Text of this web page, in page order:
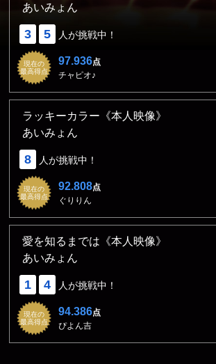
あいみょん
3 5 人が挑戦中！
現在の
最高得点
97.936点
チャピオ♪
ラッキーカラー《本人映像》
あいみょん
8 人が挑戦中！
現在の
最高得点
92.808点
ぐりりん
愛を知るまでは《本人映像》
あいみょん
1 4 人が挑戦中！
現在の
最高得点
94.386点
ぴよん吉